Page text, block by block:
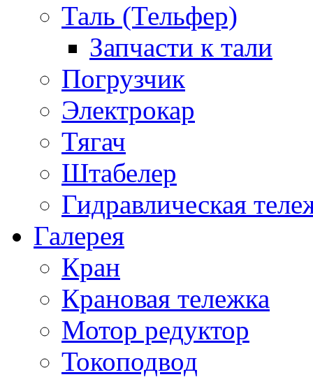
Таль (Тельфер)
Запчасти к тали
Погрузчик
Электрокар
Тягач
Штабелер
Гидравлическая
Галерея
Кран
Крановая тележка
Мотор редуктор
Токоподвод